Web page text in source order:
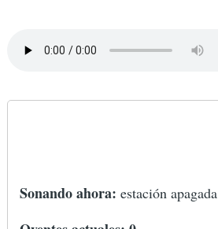
Sonando ahora:estación apagada